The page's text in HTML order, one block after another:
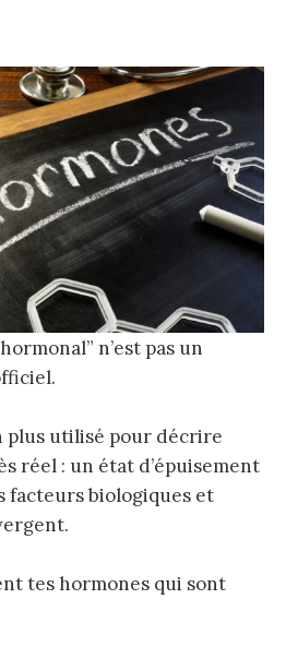
n’est pas un
plus utilisé pour décrire
réel : un état d’épuisement
facteurs biologiques et
tes hormones qui sont